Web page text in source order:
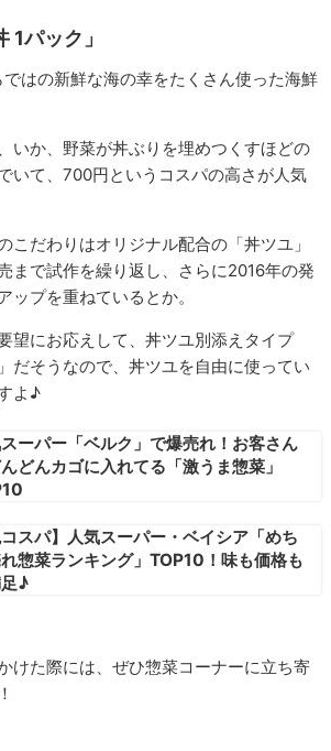
1パック」
はの新鮮な海の幸をたくさん使った海鮮
いか、野菜が丼ぶりを埋めつくすほどの
いて、700円というコスパの高さが人気
こだわりはオリジナル配合の「丼ツユ」
まで試作を繰り返し、さらに2016年の発
ップを重ねているとか。
望にお応えして、丼ツユ別添えタイプ
だそうなので、丼ツユを自由に使ってい
よ♪
スーパー「ベルク」で爆売れ！お客さん
どんカゴに入れてる「激うま惣菜」
コスパ】人気スーパー・ベイシア「めち
惣菜ランキング」TOP10！味も価格も
♪
けた際には、ぜひ惣菜コーナーに立ち寄